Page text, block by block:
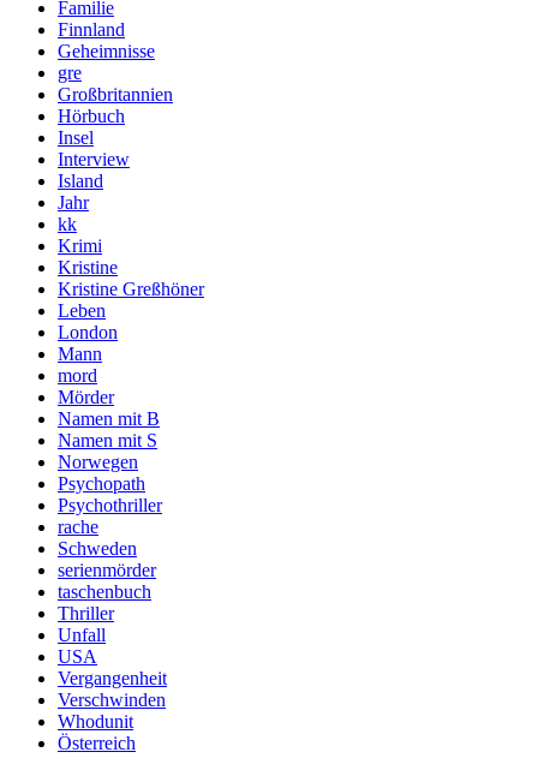
Familie
Finnland
Geheimnisse
gre
Großbritannien
Hörbuch
Insel
Interview
Island
Jahr
kk
Krimi
Kristine
Kristine Greßhöner
Leben
London
Mann
mord
Mörder
Namen mit B
Namen mit S
Norwegen
Psychopath
Psychothriller
rache
Schweden
serienmörder
taschenbuch
Thriller
Unfall
USA
Vergangenheit
Verschwinden
Whodunit
Österreich